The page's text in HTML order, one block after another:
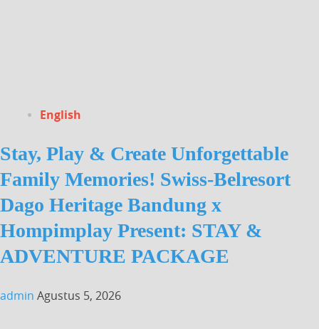
English
Stay, Play & Create Unforgettable
Family Memories! Swiss-Belresort
Dago Heritage Bandung x
Hompimplay Present: STAY &
ADVENTURE PACKAGE
admin Agustus 5, 2026